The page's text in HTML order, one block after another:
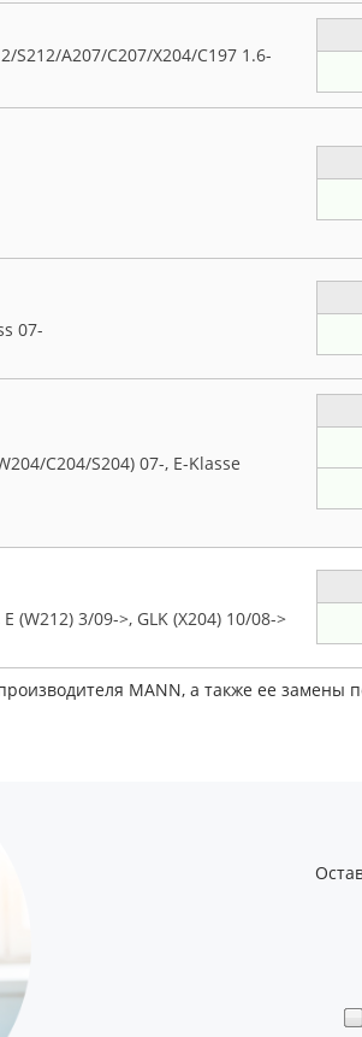
A207/C207/X204/C197 1.6-
07-
C204/S204) 07-, E-Klasse
(W212) 3/09->, GLK (X204) 10/08->
MANN, а также ее замены